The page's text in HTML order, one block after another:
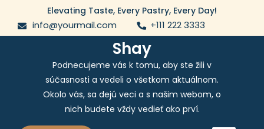
content
Elevating Taste, Every Pastry, Every Day!
info@yourmail.com +111 222 3333
Shay
Podnecujeme vás k tomu, aby ste žili v
súčasnosti a vedeli o všetkom aktuálnom.
Okolo vás, sa dejú veci a s našim webom, o
nich budete vždy vedieť ako prví.